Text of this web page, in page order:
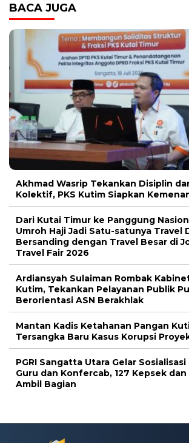
BACA JUGA
Akhmad Wasrip Tekankan Disiplin
Kolektif, PKS Kutim Siapkan
Dari Kutai Timur ke Panggung
Umroh Haji Jadi Satu-satunya Travel
Bersanding dengan Travel Besar di
Travel Fair 2026
Ardiansyah Sulaiman Rombak
Kutim, Tekankan Pelayanan Publik
Berorientasi ASN Berakhlak
Mantan Kadis Ketahanan Pangan
Tersangka Baru Kasus Korupsi
PGRI Sangatta Utara Gelar
Guru dan Konfercab, 127 Kepsek
Ambil Bagian